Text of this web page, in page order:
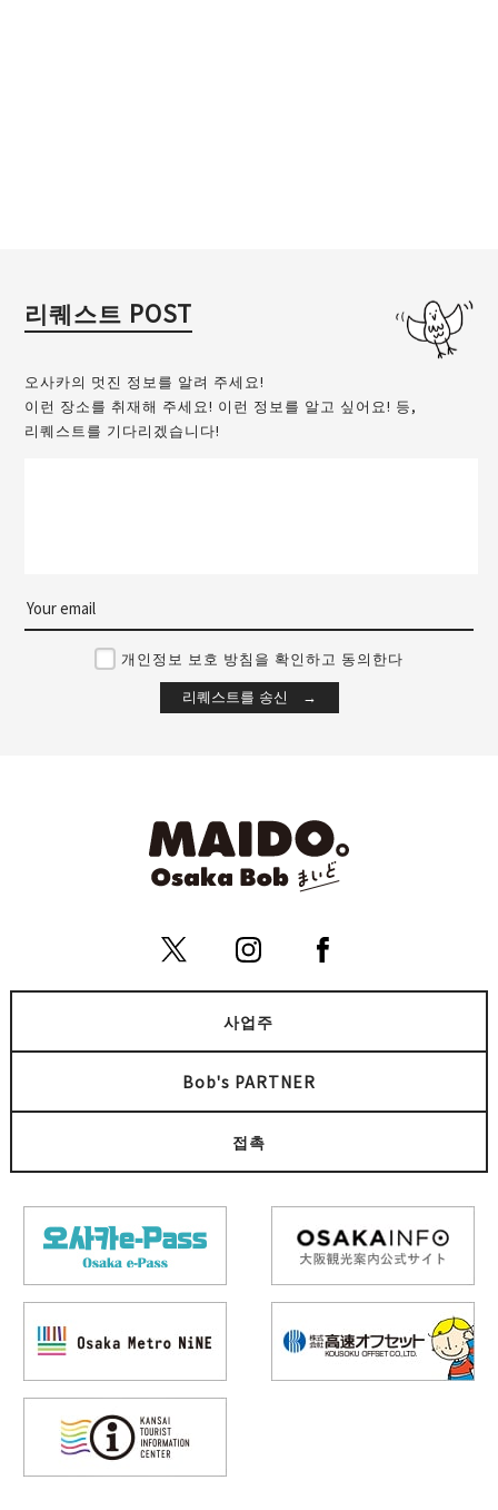
리퀘스트 POST
오사카의 멋진 정보를 알려 주세요!
이런 장소를 취재해 주세요! 이런 정보를 알고 싶어요! 등,
리퀘스트를 기다리겠습니다!
개인정보 보호 방침을 확인하고 동의한다
사업주
Bob's PARTNER
접촉